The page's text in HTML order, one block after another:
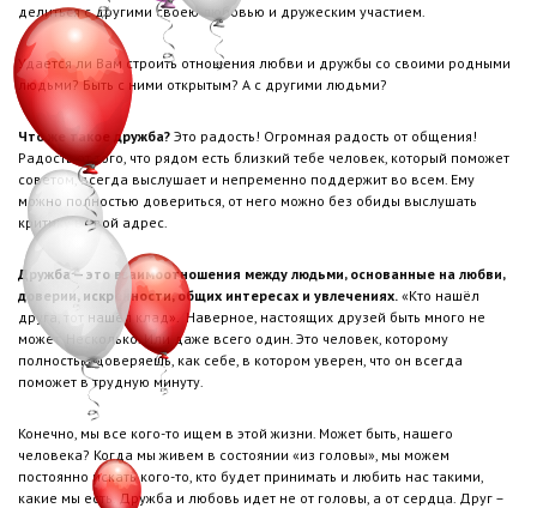
делиться с другими своею любовью и дружеским участием.
Удается ли Вам строить отношения любви и дружбы со своими родными
людьми? Быть с ними открытым? А с другими людьми?
Что же такое дружба? Это радость! Огромная радость от общения!
Радость от того, что рядом есть близкий тебе человек, который поможет
советом, всегда выслушает и непременно поддержит во всем. Ему
можно полностью довериться, от него можно без обиды выслушать
критику в свой адрес.
Дружба — это взаимоотношения между людьми, основанные на любви,
доверии, искренности, общих интересах и увлечениях. «Кто нашёл
друга, тот нашёл клад». Наверное, настоящих друзей быть много не
может. Несколько. Или даже всего один. Это человек, которому
полностью доверяешь, как себе, в котором уверен, что он всегда
поможет в трудную минуту.
Конечно, мы все кого-то ищем в этой жизни. Может быть, нашего
человека? Когда мы живем в состоянии «из головы», мы можем
постоянно искать кого-то, кто будет принимать и любить нас такими,
какие мы есть. Дружба и любовь идет не от головы, а от сердца. Друг –